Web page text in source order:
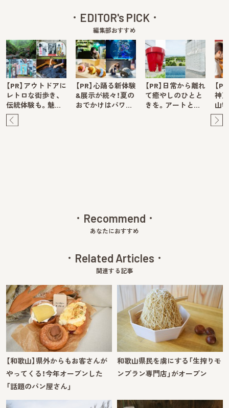
EDITOR's PICK
編集部おすすめ
【PR】アウトドアに
レトロな街歩き、
伝統体験も。魅…
【PR】心踊る新体験
&展示が続々！夏の
おでかけはパワ…
【PR】日常から離れ
て癒やしのひとと
きを。アートと…
【
神
山
Recommend
あなたにおすすめ
Related Articles
関連する記事
【和歌山】県外からもお客さんが
やってくる！今年オープンした
「話題のパン屋さん」
和歌山県民を虜にする「生搾りモ
ンブラン専門店」がオープン